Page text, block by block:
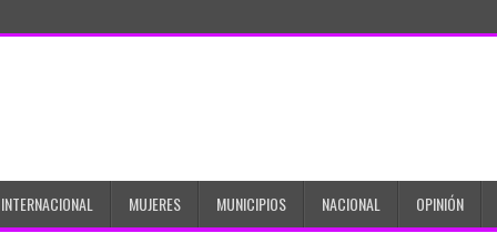
INTERNACIONAL MUJERES MUNICIPIOS NACIONAL OPINIÓN